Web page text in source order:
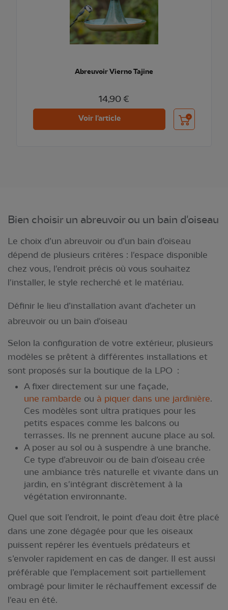
Abreuvoir Vierno Tajine
14,90 €
Voir l'article Ajouter au
Bien choisir un abreuvoir ou un bain d'oiseau
Le choix d’un abreuvoir ou d’un bain d’oiseau
dépend de plusieurs critères : l'espace disponible
chez vous, l'endroit précis où vous souhaitez
l'installer, le style recherché et le matériau.
Définir le lieu d’installation avant d'acheter un
abreuvoir ou un bain d'oiseau
Selon la configuration de votre extérieur, plusieurs
modèles se prêtent à différentes installations et
sont proposés sur la boutique de la LPO :
A fixer directement sur une façade,
une rambarde ou à piquer dans une jardinière.
Ces modèles sont ultra pratiques pour les
petits espaces comme les balcons ou
terrasses. Ils ne prennent aucune place au sol.
A poser au sol ou à suspendre à une branche.
Ce type d’abreuvoir ou de bain d’oiseau crée
une ambiance très naturelle et vivante dans un
jardin, en s'intégrant discrètement à la
végétation environnante.
Quel que soit l’endroit, le point d'eau doit être placé
dans une zone dégagée pour que les oiseaux
puissent repérer les éventuels prédateurs et
s’envoler rapidement en cas de danger. Il est aussi
préférable que l’emplacement soit partiellement
ombragé pour limiter le réchauffement excessif de
l'eau en été.